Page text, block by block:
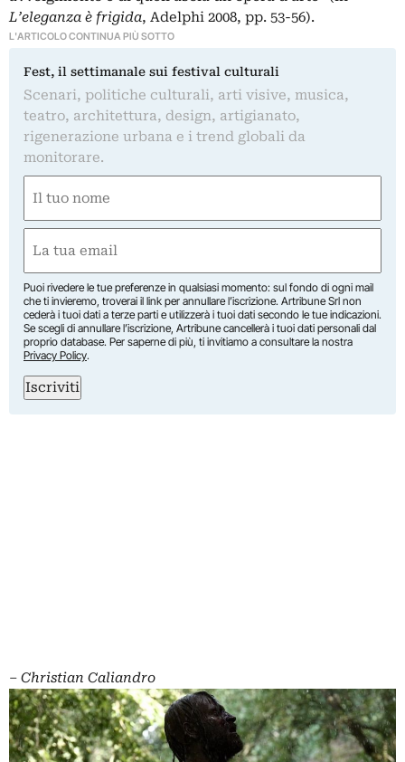
L’eleganza è frigida, Adelphi 2008, pp. 53-56).
L'ARTICOLO CONTINUA PIÙ SOTTO
Fest, il settimanale sui festival culturali
Scenari, politiche culturali, arti visive, musica,
teatro, architettura, design, artigianato,
rigenerazione urbana e i trend globali da
monitorare.
(Required)
First
(Required)
Puoi rivedere le tue preferenze in qualsiasi momento: sul fondo di ogni mail
che ti invieremo, troverai il link per annullare l’iscrizione. Artribune Srl non
cederà i tuoi dati a terze parti e utilizzerà i tuoi dati secondo le tue indicazioni.
Se scegli di annullare l’iscrizione, Artribune cancellerà i tuoi dati personali dal
proprio database. Per saperne di più, ti invitiamo a consultare la nostra
Privacy Policy.
Iscriviti
‒ Christian Caliandro